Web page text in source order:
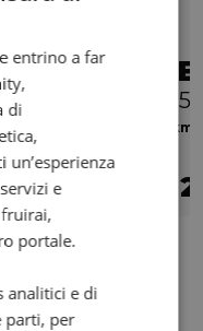
142/mese
0 km
entrino a far
di
e
portale.
analitici e di
parti, per